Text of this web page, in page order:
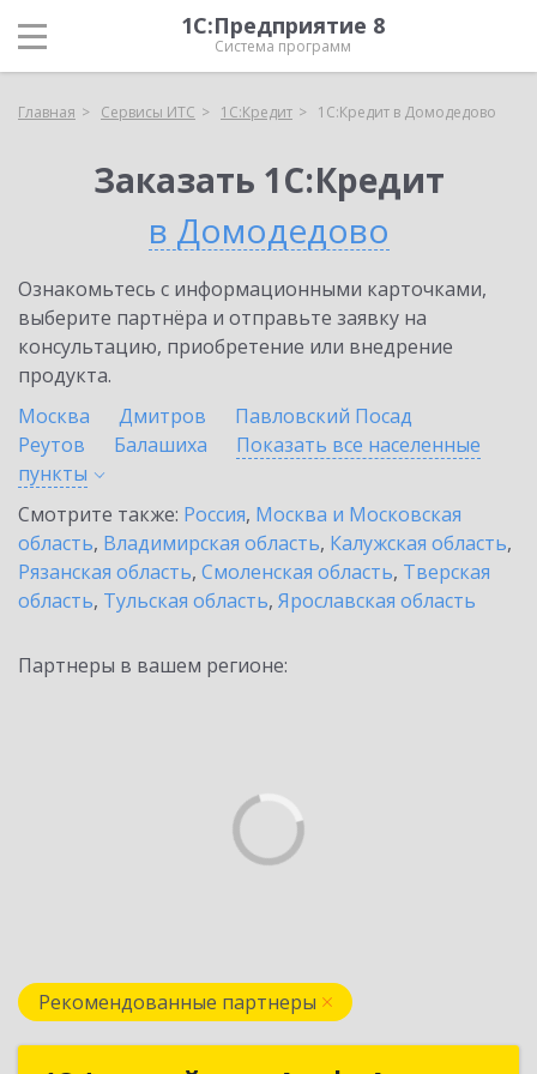
1С:Предприятие 8
Система программ
Главная Сервисы ИТС 1С:Кредит 1С:Кредит в Домодедово
Заказать 1С:Кредит
в Домодедово
Ознакомьтесь с информационными карточками,
выберите партнёра и отправьте заявку на
консультацию, приобретение или внедрение
продукта.
Москва
Дмитров
Павловский Посад
Реутов
Балашиха
Показать все населенные
пункты
Смотрите также: Россия, Москва и Московская
область, Владимирская область, Калужская область,
Рязанская область, Смоленская область, Тверская
область, Тульская область, Ярославская область
Партнеры в вашем регионе:
Рекомендованные партнеры